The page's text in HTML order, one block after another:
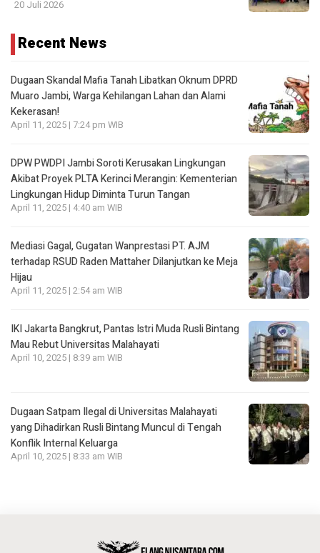
20 Juli 2026
Recent News
Dugaan Skandal Mafia Tanah Libatkan Oknum DPRD
Muaro Jambi, Warga Kehilangan Lahan dan Alami
Kekerasan!
April 11, 2025 | 7:24 pm WIB
DPW PWDPI Jambi Soroti Kerusakan Lingkungan
Akibat Proyek PLTA Kerinci Merangin: Kementerian
Lingkungan Hidup Diminta Turun Tangan
April 11, 2025 | 4:40 am WIB
Mediasi Gagal, Gugatan Wanprestasi PT. AJM
terhadap RSUD Raden Mattaher Dilanjutkan ke Meja
Hijau
April 11, 2025 | 2:54 am WIB
IKI Jakarta Bangkrut, Pantas Istri Muda Rusli Bintang
Mau Rebut Universitas Malahayati
April 10, 2025 | 8:39 am WIB
Dugaan Satpam Ilegal di Universitas Malahayati
yang Dihadirkan Rusli Bintang Muncul di Tengah
Konflik Internal Keluarga
April 10, 2025 | 8:33 am WIB